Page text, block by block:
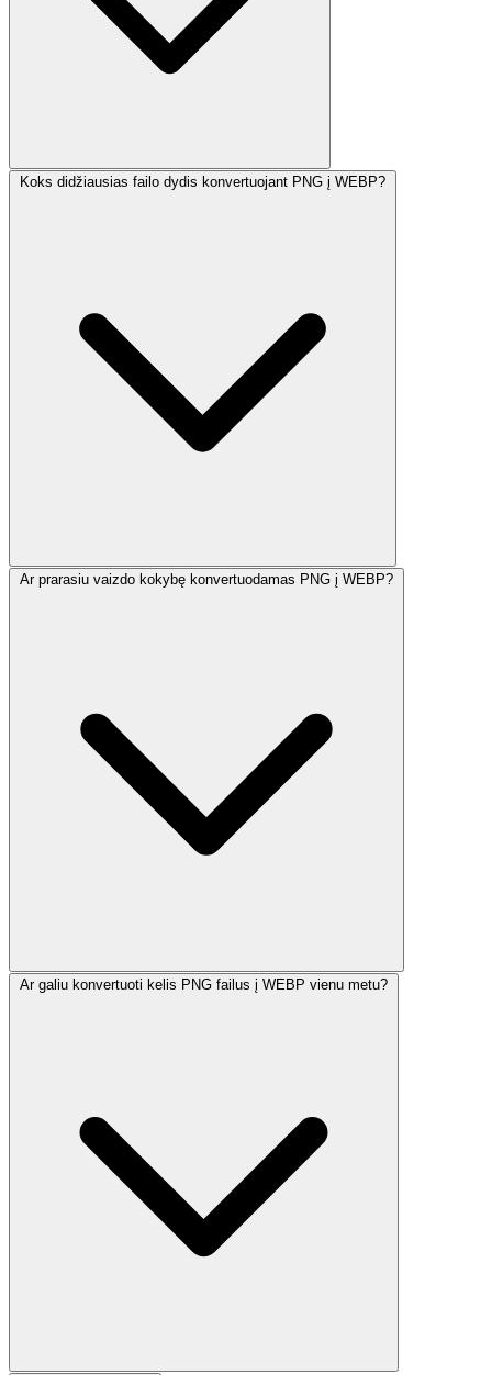
Koks didžiausias failo dydis konvertuojant PNG į WEBP?
Ar prarasiu vaizdo kokybę konvertuodamas PNG į WEBP?
Ar galiu konvertuoti kelis PNG failus į WEBP vienu metu?